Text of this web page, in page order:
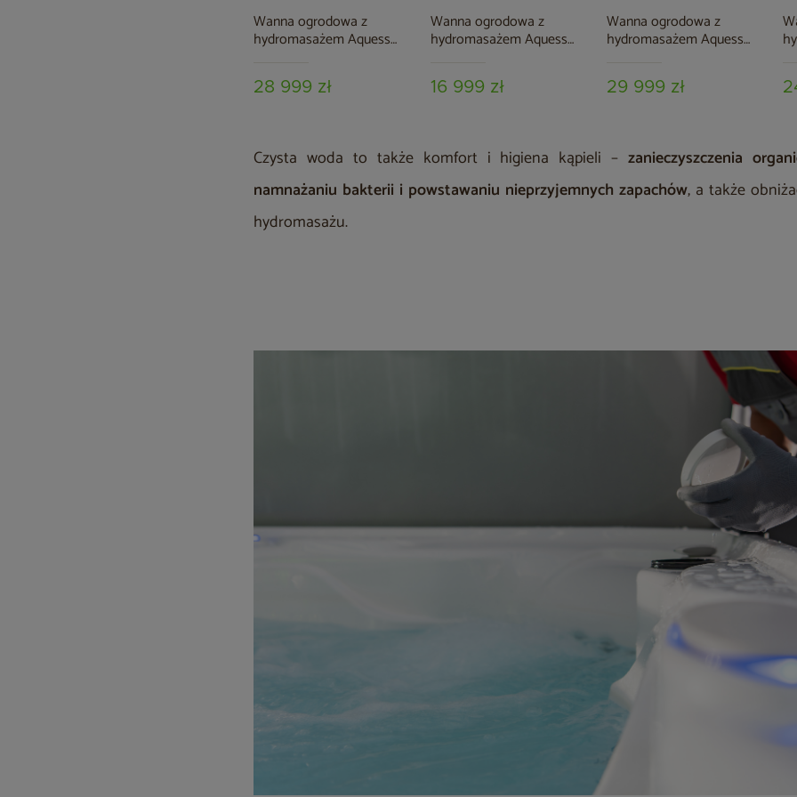
Wanna ogrodowa z
hydromasażem Aquess
28 999 zł
Wanna ogrodowa z
hydromasażem Aquess
16 999 zł
Wanna ogrodowa z
hydromasażem Aquess
29 999 zł
Czysta woda to także komfort i higiena kąpieli –zanieczyszczenia
namnażaniu bakterii i powstawaniu nieprzyjemnych zapachów, a także
hydromasażu.